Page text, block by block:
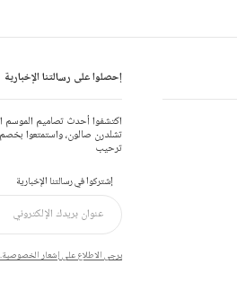
إحصلوا على رسالتنا الإخبارية
اكتشفوا أحدث تصاميم
ترحيب
إشتركوا في رسالتنا الإخبارية
يرجى الاطلاع على إشعار الخصوصية.